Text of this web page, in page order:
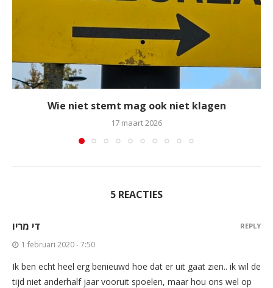
Wie niet stemt mag ook niet klagen
17 maart 2026
5 REACTIES
די מריו
1 februari 2020 - 7:50
Ik ben echt heel erg benieuwd hoe dat er uit gaat zien.. ik wil de
tijd niet anderhalf jaar vooruit spoelen, maar hou ons wel op
REPLY